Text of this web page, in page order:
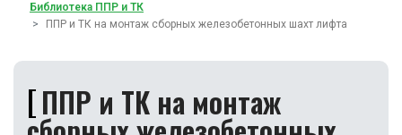
Библиотека ППР и ТК
ППР и ТК на монтаж сборных железобетонных шахт лифта
ППР и ТК на монтаж